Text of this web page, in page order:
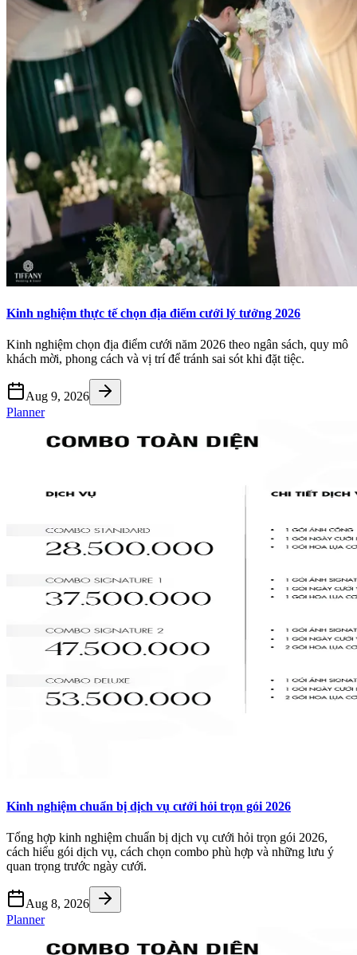
Kinh nghiệm thực tế chọn địa điểm cưới lý tưởng 2026
Kinh nghiệm chọn địa điểm cưới năm 2026 theo ngân sách, quy mô
khách mời, phong cách và vị trí để tránh sai sót khi đặt tiệc.
Aug 9, 2026
Planner
Kinh nghiệm chuẩn bị dịch vụ cưới hỏi trọn gói 2026
Tổng hợp kinh nghiệm chuẩn bị dịch vụ cưới hỏi trọn gói 2026,
cách hiểu gói dịch vụ, cách chọn combo phù hợp và những lưu ý
quan trọng trước ngày cưới.
Aug 8, 2026
Planner